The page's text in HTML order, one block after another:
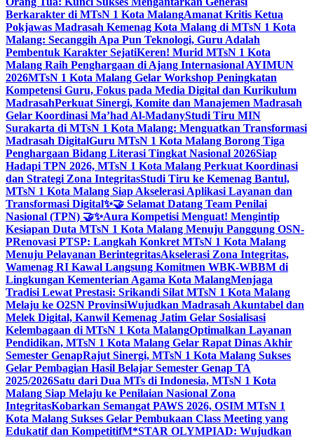
Berkarakter di MTsN 1 Kota MalangAmanat Kritis Ketua
Pokjawas Madrasah Kemenag Kota Malang di MTsN 1 Kota
Malang: Secanggih Apa Pun Teknologi, Guru Adalah
Pembentuk Karakter SejatiKeren! Murid MTsN 1 Kota
Malang Raih Penghargaan di Ajang Internasional AYIMUN
2026MTsN 1 Kota Malang Gelar Workshop Peningkatan
Kompetensi Guru, Fokus pada Media Digital dan Kurikulum
MadrasahPerkuat Sinergi, Komite dan Manajemen Madrasah
Gelar Koordinasi Ma’had Al-MadanyStudi Tiru MIN
Surakarta di MTsN 1 Kota Malang: Menguatkan Transformasi
Madrasah DigitalGuru MTsN 1 Kota Malang Borong Tiga
Penghargaan Bidang Literasi Tingkat Nasional 2026Siap
Hadapi TPN 2026, MTsN 1 Kota Malang Perkuat Koordinasi
dan Strategi Zona IntegritasStudi Tiru ke Kemenag Bantul,
MTsN 1 Kota Malang Siap Akselerasi Aplikasi Layanan dan
Transformasi Digital✨🤝 Selamat Datang Team Penilai
Nasional (TPN) 🤝✨Aura Kompetisi Menguat! Mengintip
Kesiapan Duta MTsN 1 Kota Malang Menuju Panggung OSN-
PRenovasi PTSP: Langkah Konkret MTsN 1 Kota Malang
Menuju Pelayanan BerintegritasAkselerasi Zona Integritas,
Wamenag RI Kawal Langsung Komitmen WBK-WBBM di
Lingkungan Kementerian Agama Kota MalangMenjaga
Tradisi Lewat Prestasi: Srikandi Silat MTsN 1 Kota Malang
Melaju ke O2SN ProvinsiWujudkan Madrasah Akuntabel dan
Melek Digital, Kanwil Kemenag Jatim Gelar Sosialisasi
Kelembagaan di MTsN 1 Kota MalangOptimalkan Layanan
Pendidikan, MTsN 1 Kota Malang Gelar Rapat Dinas Akhir
Semester GenapRajut Sinergi, MTsN 1 Kota Malang Sukses
Gelar Pembagian Hasil Belajar Semester Genap TA
2025/2026Satu dari Dua MTs di Indonesia, MTsN 1 Kota
Malang Siap Melaju ke Penilaian Nasional Zona
IntegritasKobarkan Semangat PAWS 2026, OSIM MTsN 1
Kota Malang Sukses Gelar Pembukaan Class Meeting yang
Edukatif dan KompetitifM*STAR OLYMPIAD: Wujudkan